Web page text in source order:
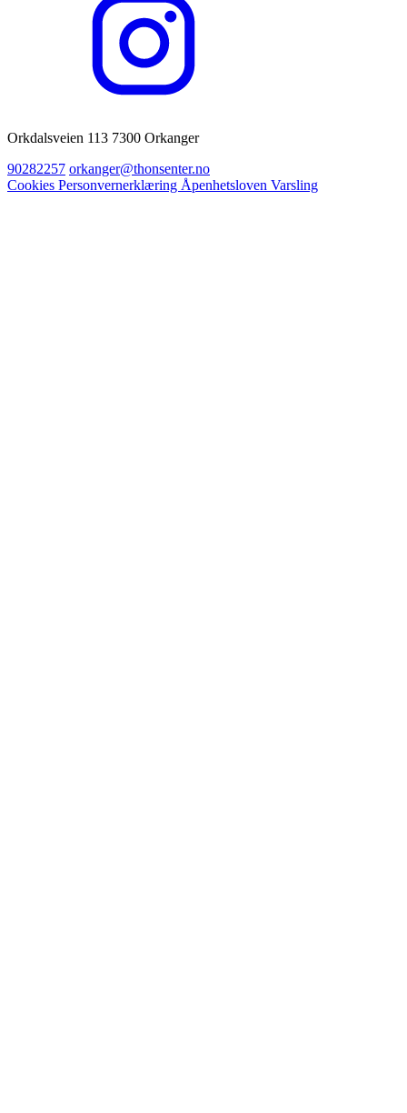
Orkdalsveien 113 7300 Orkanger
90282257 orkanger@thonsenter.no
Cookies Personvernerklæring Åpenhetsloven Varsling